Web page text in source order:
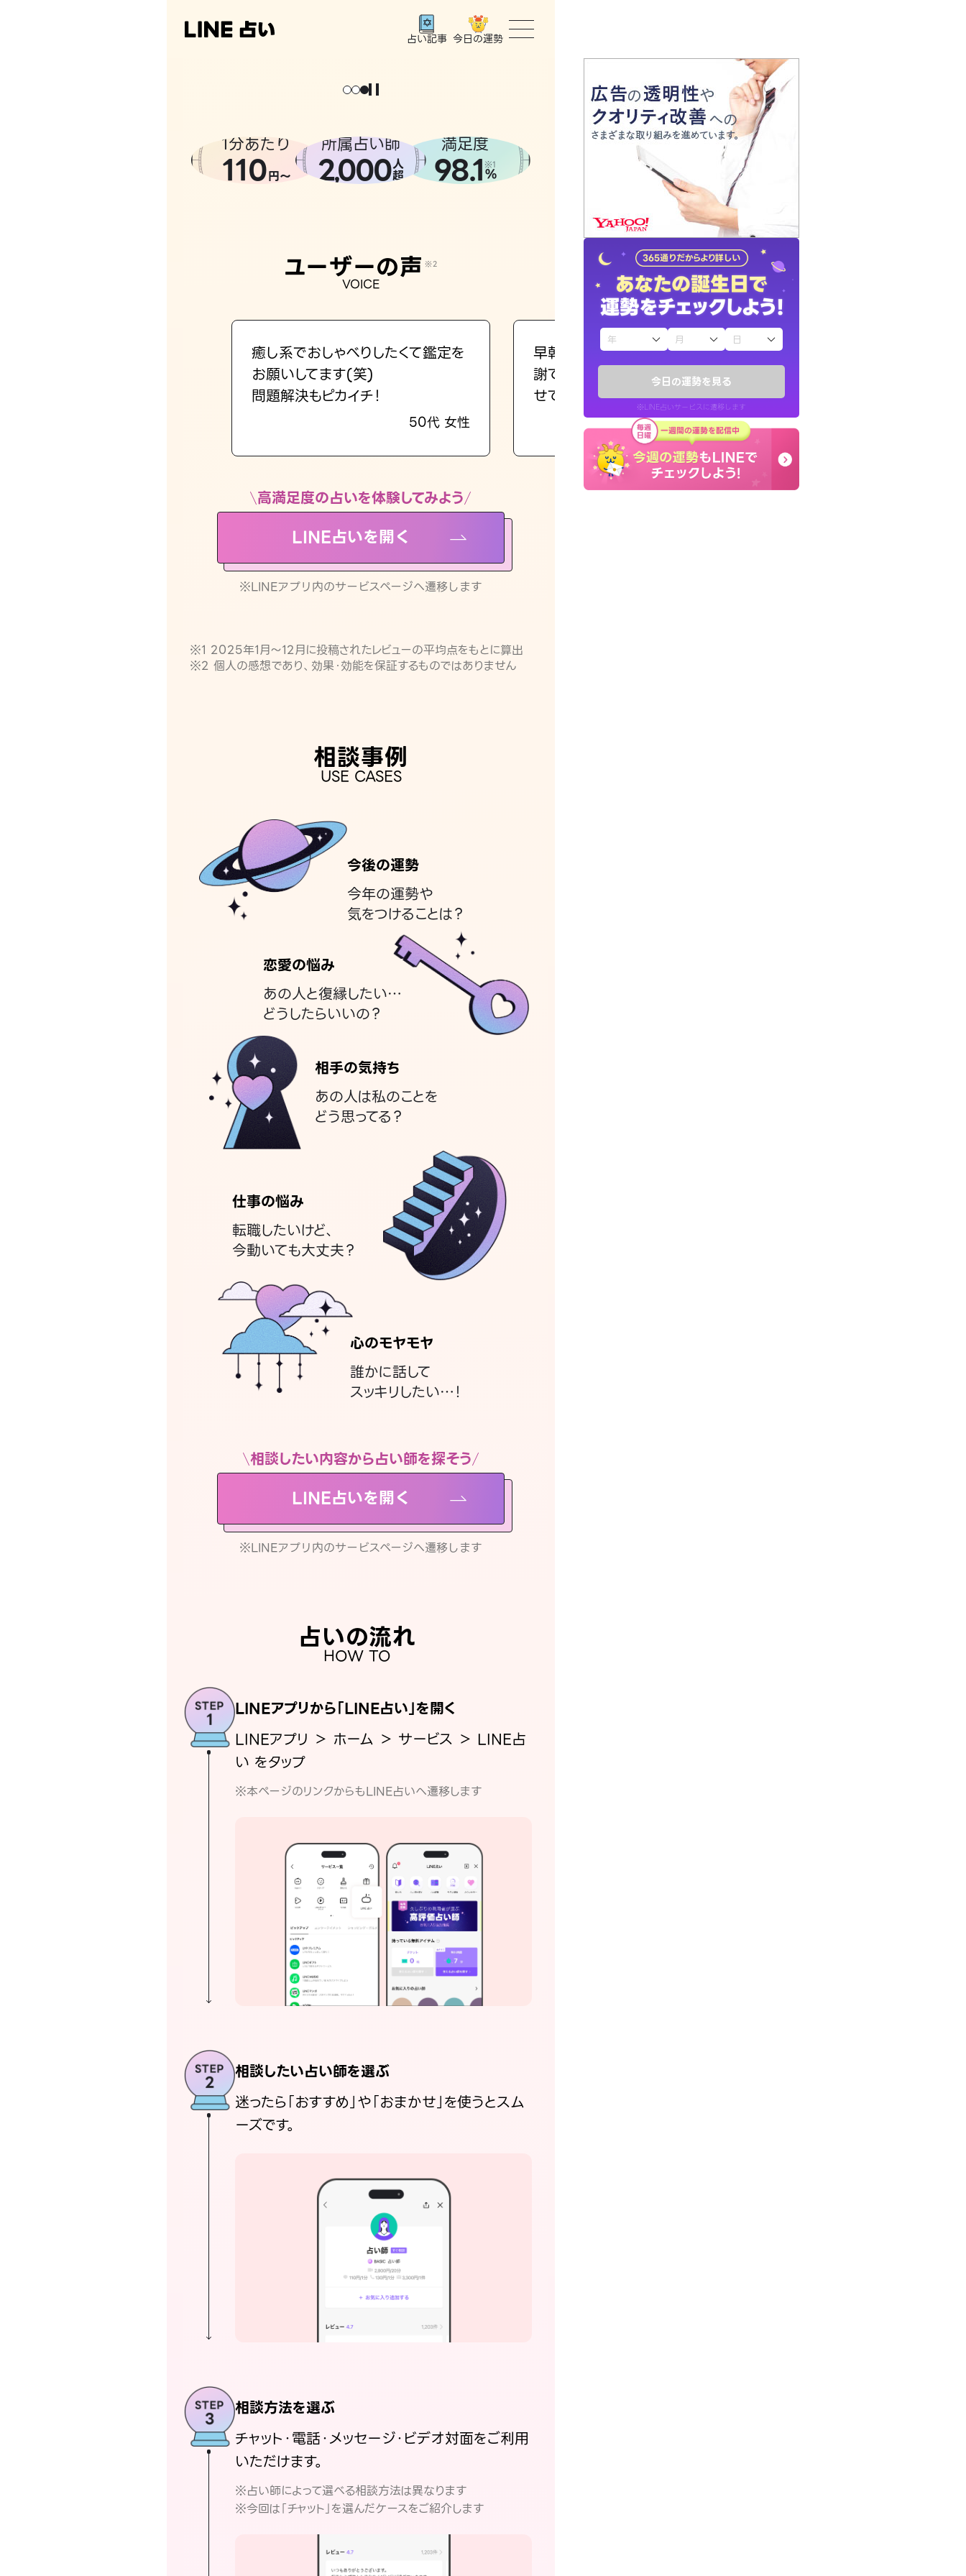
今日の運勢を見る
※LINE占いサービスに遷移します
占い記事 今日の運勢
トップ
ユーザーの声
占いの流れ
おすすめの占い師
よくある質問
えもじの子（占）12星座占い
お知らせ
1分あたり
110円〜
所属占い師
2,000人
超
満足度
98.1 ※1
%
ユーザーの声 ※2
VOICE
癒し系でおしゃべりしたくて鑑定を
お願いしてます(笑)
問題解決もピカイチ！
50代 女性
早朝にも関わらず鑑定いただき感
謝です。私のままでいいんだと思わ
せてくれます。
40代 女性
高満足度の占いを体験してみよう
LINE占いを開く
※LINEアプリ内のサービスページへ遷移します
※1 2025年1月〜12月に投稿されたレビューの平均点をもとに算出
※2 個人の感想であり、効果・効能を保証するものではありません
相談事例
USE CASES
今後の運勢
今年の運勢や
気をつけることは？
恋愛の悩み
あの人と復縁したい…
どうしたらいいの？
相手の気持ち
あの人は私のことを
どう思ってる？
仕事の悩み
転職したいけど、
今動いても大丈夫？
心のモヤモヤ
誰かに話して
スッキリしたい…！
相談したい内容から占い師を探そう
LINE占いを開く
※LINEアプリ内のサービスページへ遷移します
占いの流れ
HOW TO
LINEアプリから「LINE占い」を開く
LINEアプリ ＞ ホーム ＞ サービス ＞ LINE占
い をタップ
※本ページのリンクからもLINE占いへ遷移します
相談したい占い師を選ぶ
迷ったら「おすすめ」や「おまかせ」を使うとスム
ーズです。
相談方法を選ぶ
チャット・電話・メッセージ・ビデオ対面をご利用
いただけます。
※占い師によって選べる相談方法は異なります
※今回は「チャット」を選んだケースをご紹介します